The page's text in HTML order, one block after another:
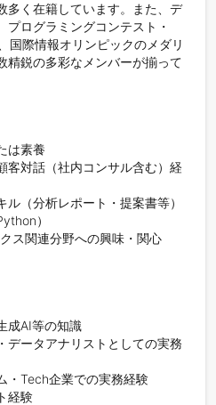
多く在籍しています。また、デ
プログラミングコンテスト・
国際情報オリンピックのメダリ
精鋭の多彩なメンバーが揃って
は素養
客対話（社内コンサル含む）経
ル（分析レポート・提案書等）
）
ス関連分野への興味・関心
成AI等の知識
データアナリストとしての実務
・Tech企業での実務経験
経験